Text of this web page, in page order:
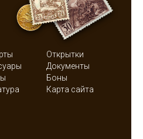
Открытки
Документы
Боны
Карта сайта